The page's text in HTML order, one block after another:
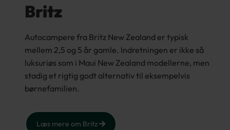
Britz
Autocampere fra Britz New Zealand er typisk
mellem 2,5 og 5 år gamle. Indretningen er ikke så
luksuriøs som i Maui New Zealand modellerne, men
stadig et rigtig godt alternativ til eksempelvis
børnefamilien.
Læs mere om Britz